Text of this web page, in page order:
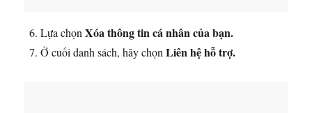
Lựa chọnXóa thông tin cá nhân của bạn.
Ở cuối danh sách, hãy chọnLiên hệ hỗ trợ.